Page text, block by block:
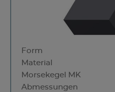
Form
Material
Morsekegel MK
Abmessungen